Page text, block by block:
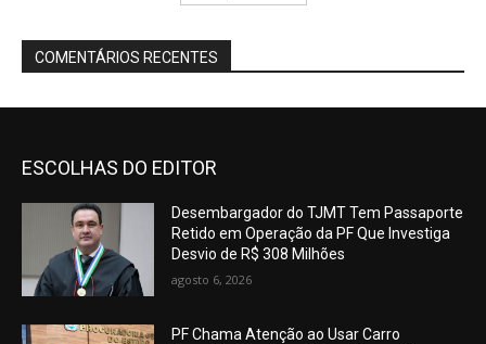
COMENTÁRIOS RECENTES
ESCOLHAS DO EDITOR
Desembargador do TJMT Tem Passaporte
Retido em Operação da PF Que Investiga
Desvio de R$ 308 Milhões
agosto 6, 2026
PF Chama Atenção ao Usar Carro